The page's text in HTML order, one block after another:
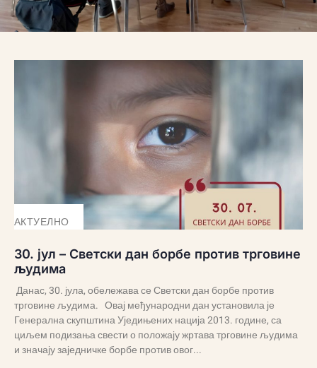
АКТУЕЛНО
30. јул – Светски дан борбе против трговине
људима
Данас, 30. јула, обележава се Светски дан борбе против
трговине људима. Овај међународни дан установила је
Генерална скупштина Уједињених нација 2013. године, са
циљем подизања свести о положају жртава трговине људима
и значају заједничке борбе против овог...